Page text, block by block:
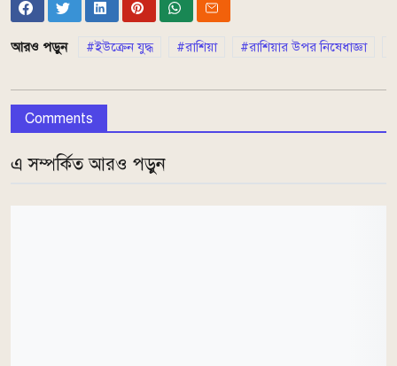
আরও পড়ুন ইউক্রেন যুদ্ধ রাশিয়া রাশিয়ার উপর নিষেধাজ্ঞা
Comments
এ সম্পর্কিত আরও পড়ুন